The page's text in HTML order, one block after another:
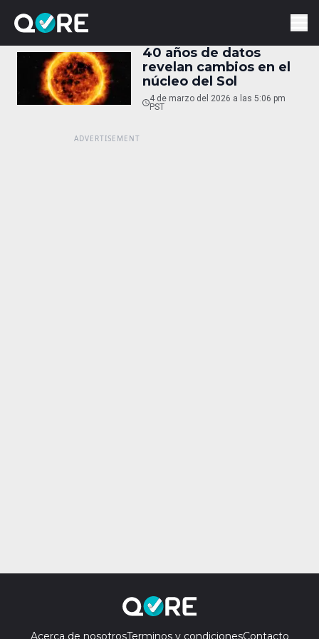
40 años de datos
revelan cambios en el
núcleo del Sol
4 de marzo del 2026 a las 5:06 pm
PST
Acerca de nosotrosTerminos y condicionesContacto